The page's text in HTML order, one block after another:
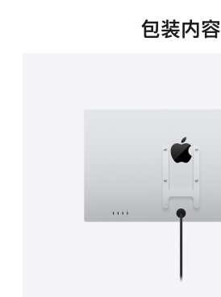
中
包装内容